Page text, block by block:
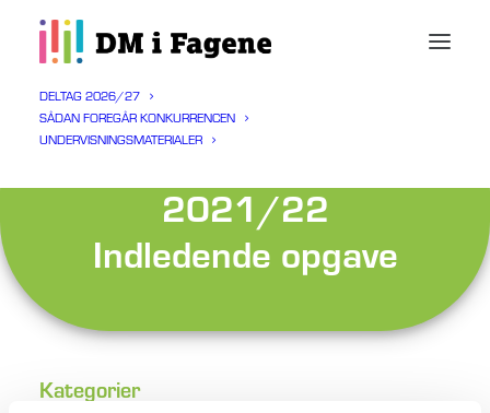
DELTAG 2026/27
SÅDAN FOREGÅR KONKURRENCEN
UNDERVISNINGSMATERIALER
Naturfaglig Hold
2021/22
Indledende opgave
Kategorier